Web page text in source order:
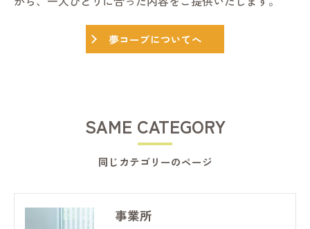
夢コープについてへ
同じカテゴリーのページ
SAME CATEGORY
事業所